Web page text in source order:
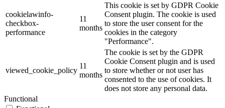
cookielawinfo-
checkbox-
performance
11
months
This cookie is set by GDPR Cookie
Consent plugin. The cookie is used
to store the user consent for the
cookies in the category
"Performance".
viewed_cookie_policy
11
months
The cookie is set by the GDPR
Cookie Consent plugin and is used
to store whether or not user has
consented to the use of cookies. It
does not store any personal data.
Functional